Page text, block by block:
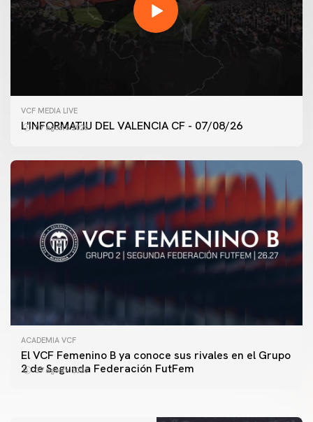
VCF MEDIA LIVE
L'INFORMATIU DEL VALENCIA CF - 07/08/26
07 agosto 2026
ACADEMIA VCF
El VCF Femenino B ya conoce sus rivales en el Grupo
2 de Segunda Federación FutFem
07 agosto 2026
PRIMER EQUIPO
ENTRENAMIENTO DEL VALENCIA CF 7/8/2026